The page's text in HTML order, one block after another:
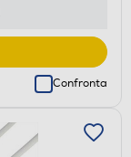
Confronta